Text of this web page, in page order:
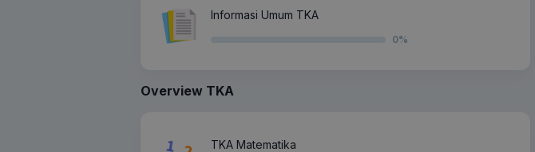
Informasi Umum TKA
0%
Overview TKA
TKA Matematika